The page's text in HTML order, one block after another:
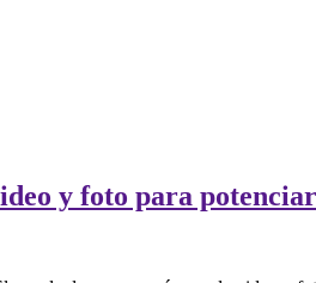
y foto para